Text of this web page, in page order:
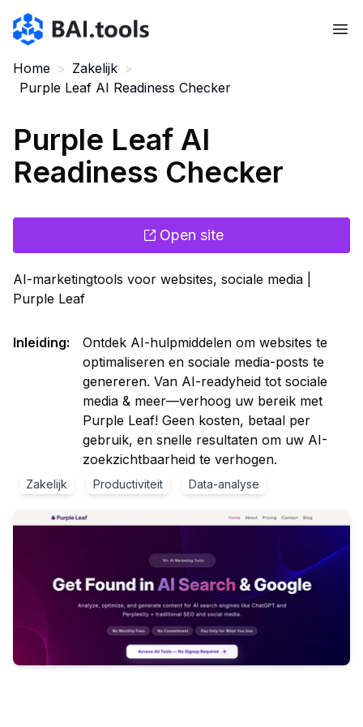
Bai.tools
Home > Zakelijk >
Purple Leaf AI Readiness Checker
Purple Leaf AI
Readiness Checker
Open site
AI-marketingtools voor websites, sociale media |
Purple Leaf
Inleiding:
Ontdek AI-hulpmiddelen om websites te
optimaliseren en sociale media-posts te
genereren. Van AI-readyheid tot sociale
media & meer—verhoog uw bereik met
Purple Leaf! Geen kosten, betaal per
gebruik, en snelle resultaten om uw AI-
zoekzichtbaarheid te verhogen.
Zakelijk Productiviteit Data-analyse